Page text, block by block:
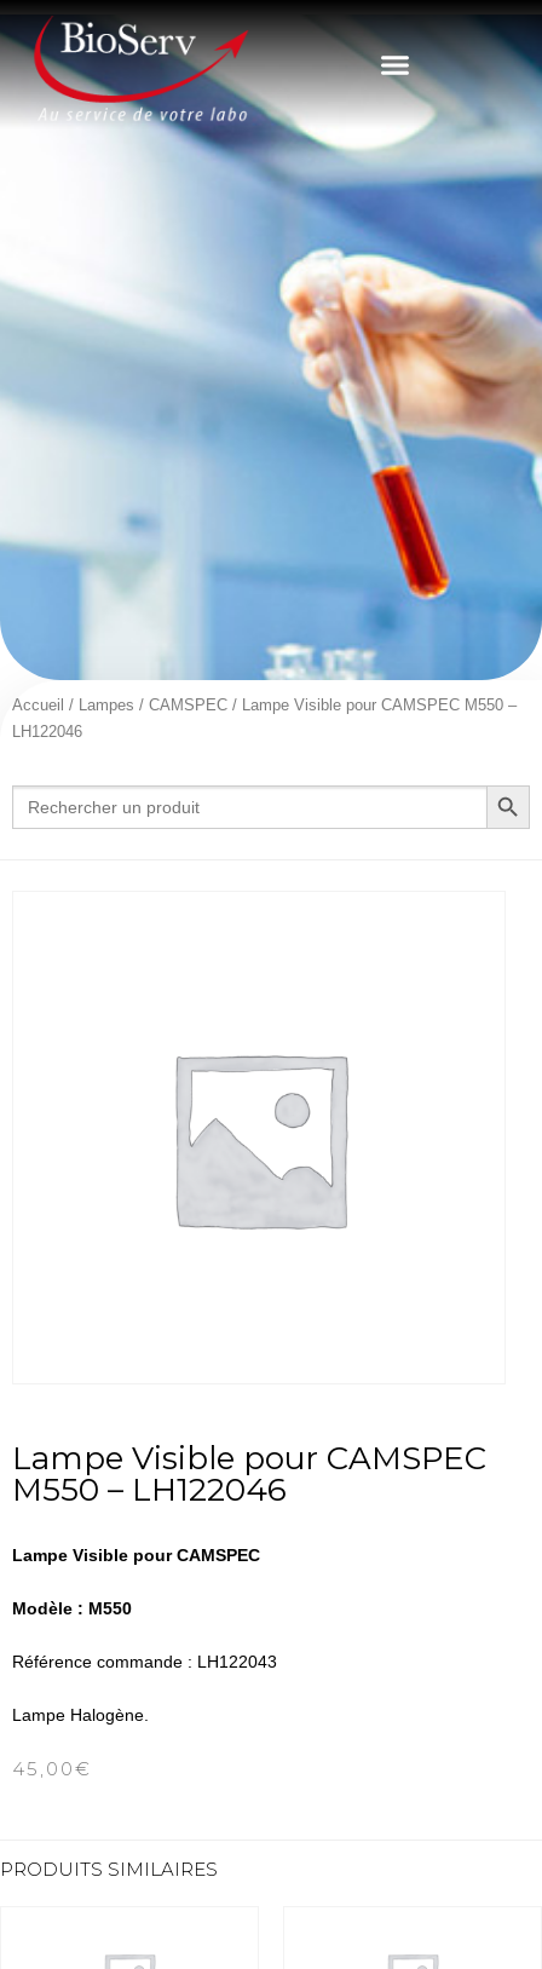
Accueil / Lampes / CAMSPEC / Lampe Visible pour CAMSPEC M550 –
LH122046
Search
for:
Search Button
Lampe Visible pour CAMSPEC
M550 – LH122046
Lampe Visible pour CAMSPEC
Modèle : M550
Référence commande : LH122043
Lampe Halogène.
45,00€
PRODUITS SIMILAIRES